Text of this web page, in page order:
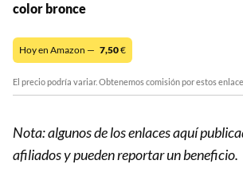
color bronce
Hoy en Amazon — 7,50€
El precio podría variar. Obtenemos comisión por estos
Nota: algunos de los enlaces aquí
afiliados y pueden reportar un beneficio.